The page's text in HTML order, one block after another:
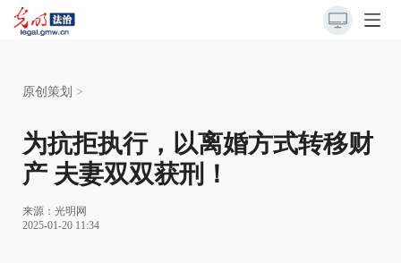
原创策划 >
为抗拒执行，以离婚方式转移财
产 夫妻双双获刑！
来源： 光明网
2025-01-20 11:34